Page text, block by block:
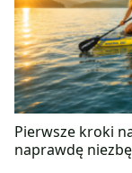
Pierwsze kroki
naprawdę